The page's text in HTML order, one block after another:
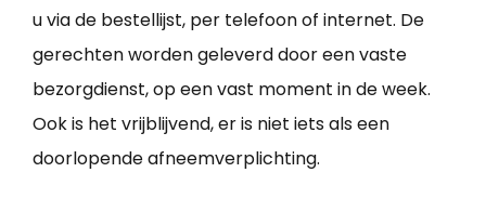
u via de bestellijst, per telefoon of internet. De
gerechten worden geleverd door een vaste
bezorgdienst, op een vast moment in de week.
Ook is het vrijblijvend, er is niet iets als een
doorlopende afneemverplichting.